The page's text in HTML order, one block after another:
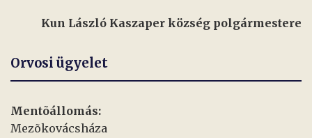
Kun László Kaszaper község polgármestere
Orvosi ügyelet
Mentõállomás:
Mezõkovácsháza